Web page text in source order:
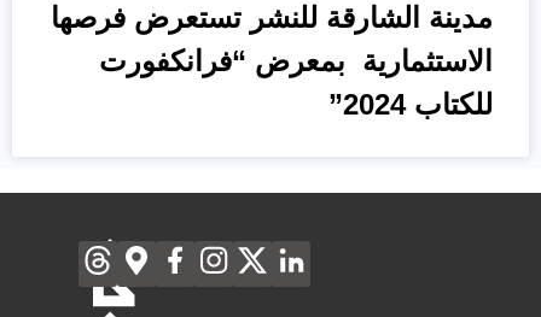
مدينة الشارقة للنشر تستعرض فرصها
الاستثمارية بمعرض “فرانكفورت
للكتاب 2024”